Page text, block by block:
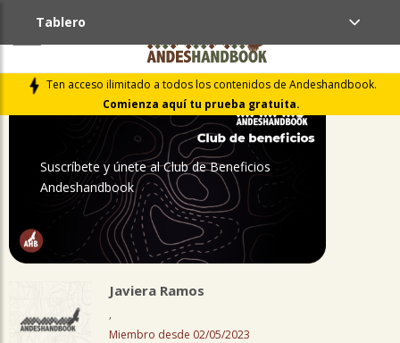
Ten acceso ilimitado a todos los contenidos de Andeshandbook.
Comienza aquí tu prueba gratuita.
Tablero
Suscríbete y únete al Club de Beneficios
Andeshandbook
Javiera Ramos
,
Miembro desde 02/05/2023